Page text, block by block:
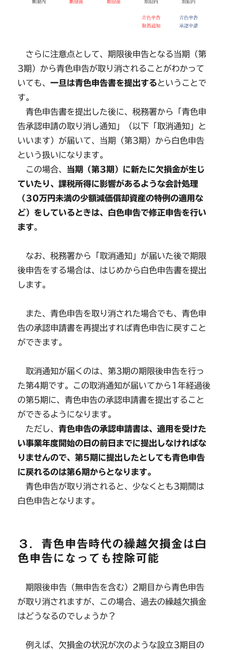
さらに注意点として、期限後申告となる当期（第
3期）から青色申告が取り消されることがわかって
いても、一旦は青色申告書を提出するということで
す。
青色申告書を提出した後に、税務署から「青色申
告承認申請の取り消し通知」（以下「取消通知」と
いいます）が届いて、当期（第3期）から白色申告
という扱いになります。
この場合、 当期（第3期）に新たに欠損金が生じ
ていたり、課税所得に影響があるような会計処理
（30万円未満の少額減価償却資産の特例の適用な
ど）をしているときは、白色申告で修正申告を行い
ます。
なお、税務署から「取消通知」が届いた後で期限
後申告をする場合は、はじめから白色申告書を提出
します。
また、青色申告を取り消された場合でも、青色申
告の承認申請書を再提出すれば青色申告に戻すこと
ができます。
取消通知が届くのは、第3期の期限後申告を行っ
た第4期です。この取消通知が届いてから1年経過後
の第5期に、青色申告の承認申請書を提出すること
ができるようになります。
ただし、青色申告の承認申請書は、適用を受けた
い事業年度開始の日の前日までに提出しなければな
りませんので、第5期に提出したとしても青色申告
に戻れるのは第6期からとなります。
青色申告が取り消されると、少なくとも3期間は
白色申告となります。
３．青色申告時代の繰越欠損金は白
色申告になっても控除可能
期限後申告（無申告を含む）2期目から青色申告
が取り消されますが、この場合、過去の繰越欠損金
はどうなるのでしょうか？
例えば、欠損金の状況が次のような設立3期目の